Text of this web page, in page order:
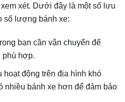
xét. Dưới đây là một số lưu
số lượng bánh xe:
bạn cần vận chuyển để
phù hợp.
động trên địa hình khó
nhiều bánh xe hơn để đảm bảo